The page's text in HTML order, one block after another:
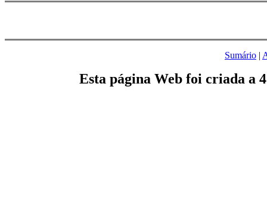
Sumário |
Esta página Web foi criada a